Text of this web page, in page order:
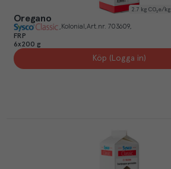
2.7 kg CO₂e/kg
Oregano
Kolonial Art.nr. 703609
FRP
6x200 g
Köp (Logga in)